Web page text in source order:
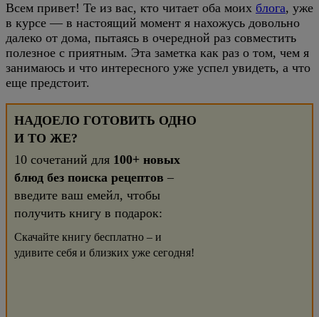
Всем привет! Те из вас, кто читает оба моих блога, уже
в курсе — в настоящий момент я нахожусь довольно
далеко от дома, пытаясь в очередной раз совместить
полезное с приятным. Эта заметка как раз о том, чем я
занимаюсь и что интересного уже успел увидеть, а что
еще предстоит.
НАДОЕЛО ГОТОВИТЬ ОДНО
И ТО ЖЕ?
10 сочетаний для 100+ новых
блюд без поиска рецептов –
введите ваш емейл, чтобы
получить книгу в подарок:
Скачайте книгу бесплатно – и
удивите себя и близких уже сегодня!